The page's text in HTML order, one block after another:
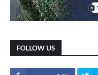
FOLLOW US